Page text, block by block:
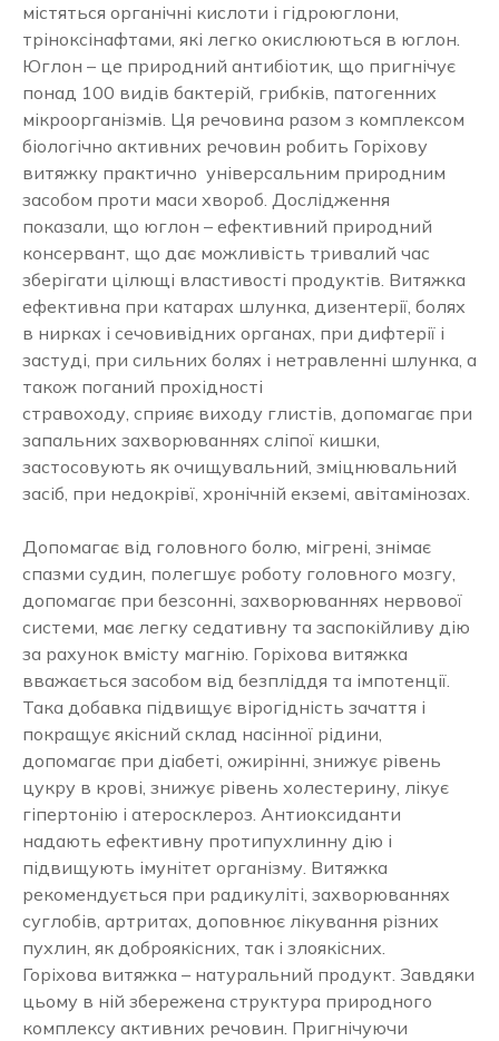
містяться органічні кислоти і гідроюглони,
тріноксінафтами, які легко окислюються в юглон.
Юглон – це природний антибіотик, що пригнічує
понад 100 видів бактерій, грибків, патогенних
мікроорганізмів. Ця речовина разом з комплексом
біологічно активних речовин робить Горіхову
витяжку практично універсальним природним
засобом проти маси хвороб. Дослідження
показали, що юглон – ефективний природний
консервант, що дає можливість тривалий час
зберігати цілющі властивості продуктів. Витяжка
ефективна при катарах шлунка, дизентерії, болях
в нирках і сечовивідних органах, при дифтерії і
застуді, при сильних болях і нетравленні шлунка, а
також поганий прохідності
стравоходу, сприяє виходу глистів, допомагає при
запальних захворюваннях сліпої кишки,
застосовують як очищувальний, зміцнювальний
засіб, при недокрівї, хронічній екземі, авітамінозах.
Допомагає від головного болю, мігрені, знімає
спазми судин, полегшує роботу головного мозгу,
допомагає при безсонні, захворюваннях нервової
системи, має легку седативну та заспокійливу дію
за рахунок вмісту магнію. Горіхова витяжка
вважається засобом від безпліддя та імпотенції.
Така добавка підвищує вірогідність зачаття і
покращує якісний склад насінної рідини,
допомагає при діабеті, ожирінні, знижує рівень
цукру в крові, знижує рівень холестерину, лікує
гіпертонію і атеросклероз. Антиоксиданти
надають ефективну протипухлинну дію і
підвищують імунітет організму. Витяжка
рекомендується при радикуліті, захворюваннях
суглобів, артритах, доповнює лікування різних
пухлин, як доброякісних, так і злоякісних.
Горіхова витяжка – натуральний продукт. Завдяки
цьому в ній збережена структура природного
комплексу активних речовин. Пригнічуючи